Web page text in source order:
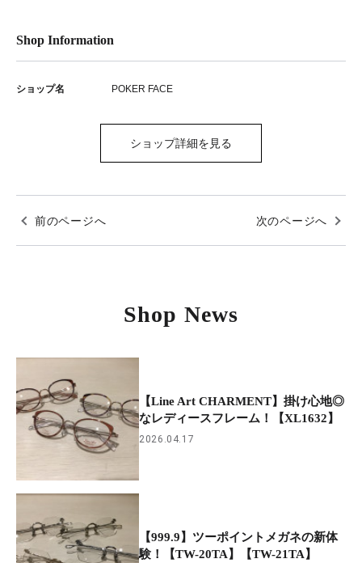
Shop Information
ショップ名 POKER FACE
ショップ詳細を見る
前のページへ 次のページへ
Shop News
【Line Art CHARMENT】掛け心地◎
なレディースフレーム！【XL1632】
2026.04.17
【999.9】ツーポイントメガネの新体
験！【TW-20TA】【TW-21TA】